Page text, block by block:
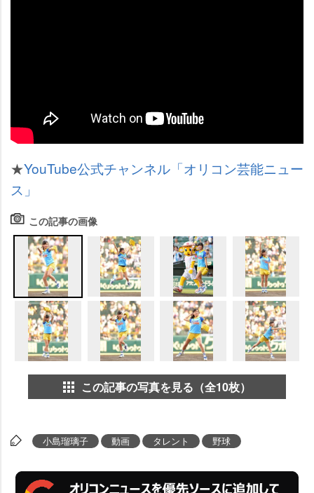
★YouTube公式チャンネル「オリコン芸能ニュー
ス」
この記事の画像
この記事の写真を見る（全10枚）
小島瑠璃子 動画 タレント 野球